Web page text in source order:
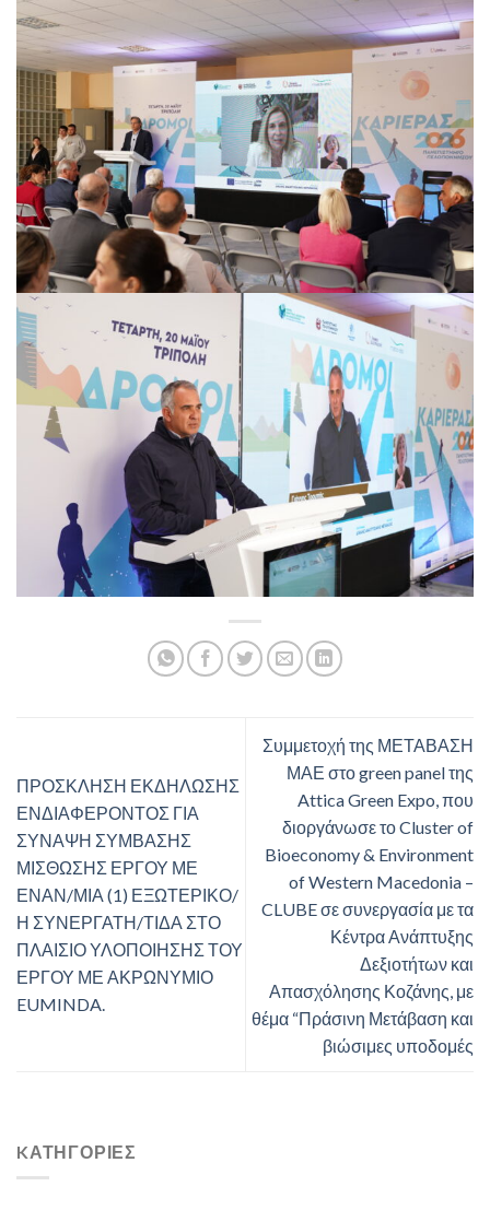
ΠΡΟΣΚΛΗΣΗ ΕΚΔΗΛΩΣΗΣ
ΕΝΔΙΑΦΕΡΟΝΤΟΣ ΓΙΑ
ΣΥΝΑΨΗ ΣΥΜΒΑΣΗΣ
ΜΙΣΘΩΣΗΣ ΕΡΓΟΥ ΜΕ
ΕΝΑΝ/ΜΙΑ (1) ΕΞΩΤΕΡΙΚΟ/
Η ΣΥΝΕΡΓΑΤΗ/ΤΙΔΑ ΣΤΟ
ΠΛΑΙΣΙΟ ΥΛΟΠΟΙΗΣΗΣ ΤΟΥ
ΕΡΓΟΥ ΜΕ ΑΚΡΩΝΥΜΙΟ
EUMINDA.
Συμμετοχή της ΜΕΤΑΒΑΣΗ
ΜΑΕ στο green panel της
Attica Green Expo, που
διοργάνωσε το Cluster of
Bioeconomy & Environment
of Western Macedonia –
CLUBE σε συνεργασία με τα
Κέντρα Ανάπτυξης
Δεξιοτήτων και
Απασχόλησης Κοζάνης, με
θέμα “Πράσινη Μετάβαση και
βιώσιμες υποδομές
KΑΤΗΓΟΡΊΕΣ